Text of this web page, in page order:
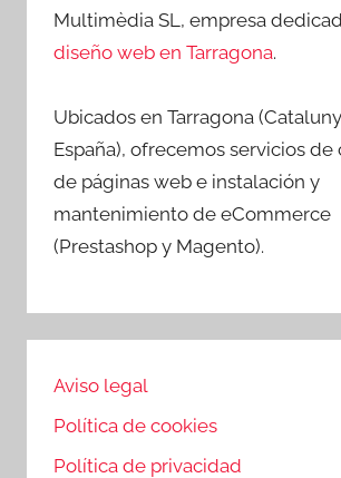
Multimèdia SL, empresa
diseño web en Tarragona.
Ubicados en Tarragona
España), ofrecemos servicios de
de páginas web e instalación y
mantenimiento de eCommerce
(Prestashop y Magento).
Aviso legal
Política de cookies
Política de privacidad